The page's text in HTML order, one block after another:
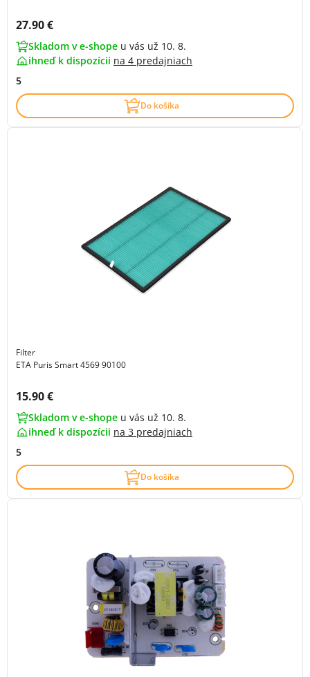
Cena s DPH:
27.90 €
Skladom v e-shope u vás už 10. 8.
ihneď k dispozícii na 4 predajniach
5
Do košíka
Filter
ETA Puris Smart 4569 90100
Cena s DPH:
15.90 €
Skladom v e-shope u vás už 10. 8.
ihneď k dispozícii na 3 predajniach
5
Do košíka